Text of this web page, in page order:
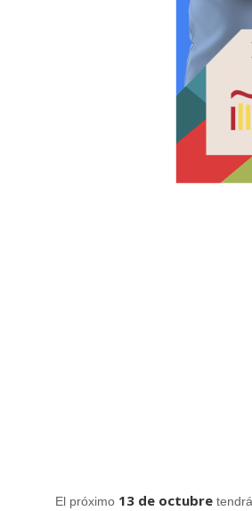
El próximo 13 de octubre